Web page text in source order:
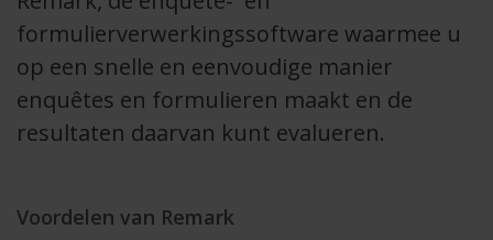
formulierverwerkingssoftware waarmee u
op een snelle en eenvoudige manier
enquêtes en formulieren maakt en de
resultaten daarvan kunt evalueren.
Voordelen van Remark